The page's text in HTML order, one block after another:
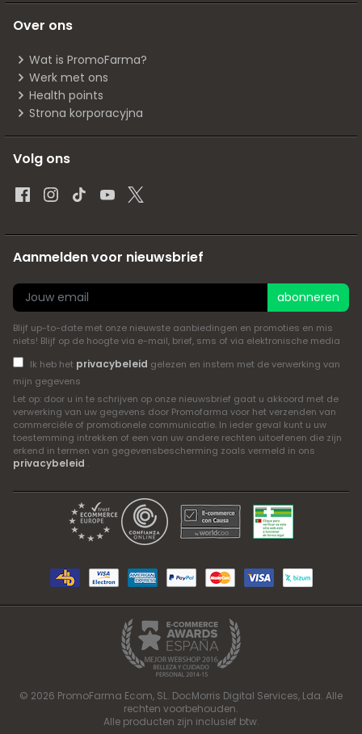
Over ons
Wat is PromoFarma?
Werk met ons
Health points
Strona korporacyjna
Volg ons
Aanmelden voor nieuwsbrief
abonneren
Blijf up-to-date met onze nieuwste aanbiedingen en promoties en mis
niets! Blijf op de hoogte via e-mail, brief, sms of via elektronische media
Ik heb het privacybeleid gelezen en instem met de verwerking van
mijn gegevens
Let op: door u in te schrijven op onze nieuwsbrief gaat u akkoord met de
verwerking van uw gegevens door Promofarma voor het verzenden van
commerciële of promotionele communicatie. In ieder geval kunt u uw
toestemming intrekken of een van uw andere rechten uitoefenen die zijn
erkend in termen van gegevensbescherming zoals vermeld in ons
privacybeleid .
© 2026 PromoFarma Ecom, SL. DocMorris Digital Services, Lda. Alle
rechten voorbehouden.
Alle producten zijn inclusief btw.